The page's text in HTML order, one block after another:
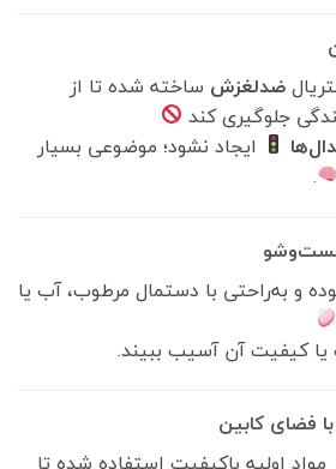
ضدلغزش ساخته شده تا از
جلوگیری کند
ایجاد نشود؛ موضوعی بسیار
.
و به‌راحتی با دستمال مرطوب، آب یا
یا کیفیت آن آسیب ببیند.
فضای کابین